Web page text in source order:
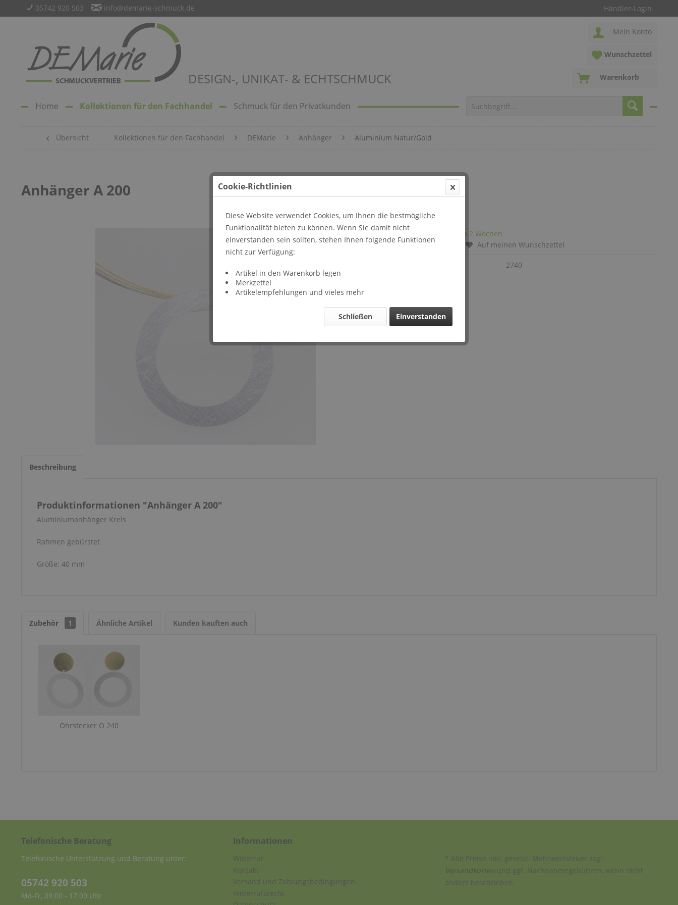
Händler-Login
05742 920 503 info@demarie-schmuck.de
DESIGN-, UNIKAT- & ECHTSCHMUCK
Mein Konto
Wunschzettel
Warenkorb
Home Kollektionen für den Fachhandel Schmuck für den Privatkunden
Übersicht Kollektionen für den Fachhandel DEMarie Anhänger Aluminium Natur/Gold
Anhänger A 200
Lieferzeit: ca 2 Wochen
Vergleichen
Auf meinen Wunschzettel
2740
Beschreibung
Produktinformationen "Anhänger A 200"
Aluminiumanhänger Kreis
Rahmen gebürstet
Größe: 40 mm
Zubehör 1 Ähnliche Artikel Kunden kauften auch
Ohrstecker O 240
Telefonische Beratung
Telefonische Unterstützung und Beratung unter:
05742 920 503
Mo-Fr, 09:00 - 17:00 Uhr
Informationen
Widerruf
Kontakt
Versand und Zahlungsbedingungen
Widerrufsrecht
* Alle Preise inkl. gesetzl. Mehrwertsteuer zzgl.
Versandkosten und ggf. Nachnahmegebühren, wenn nicht
anders beschrieben
Cookie-Richtlinien
Diese Website verwendet Cookies, um Ihnen die bestmögliche
Funktionalität bieten zu können. Wenn Sie damit nicht
einverstanden sein sollten, stehen Ihnen folgende Funktionen
nicht zur Verfügung:
Artikel in den Warenkorb legen
Merkzettel
Artikelempfehlungen und vieles mehr
Einverstanden
Schließen